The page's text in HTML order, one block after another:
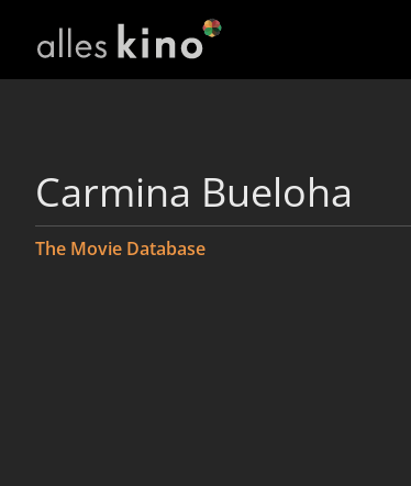
Carmina Bueloha
The Movie Database